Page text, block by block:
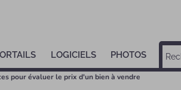
LOGICIELS PHOTOS
pour évaluer le prix d'un bien à vendre